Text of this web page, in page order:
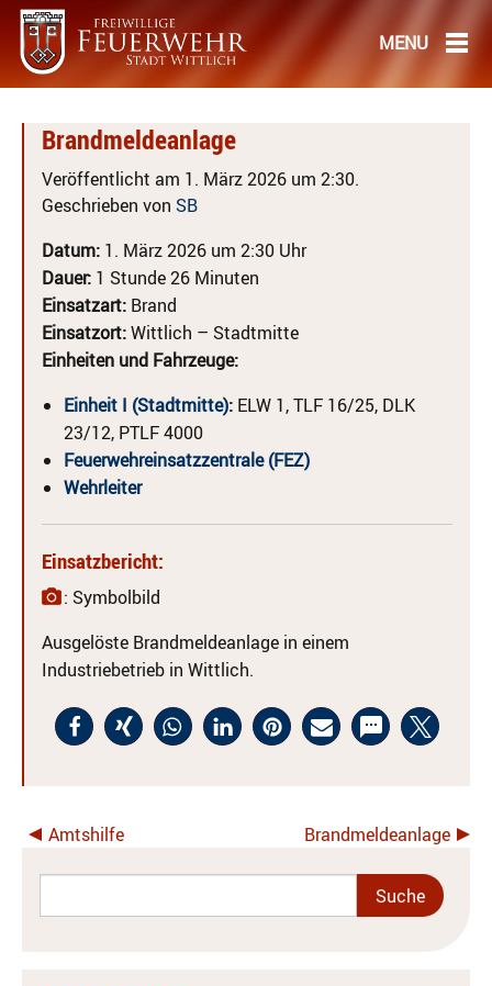
Brandmeldeanlage
Veröffentlicht am 1. März 2026 um 2:30.
Geschrieben von SB
Datum: 1. März 2026 um 2:30 Uhr
Dauer: 1 Stunde 26 Minuten
Einsatzart: Brand
Einsatzort:Wittlich – Stadtmitte
Einheiten und Fahrzeuge:
Einheit I (Stadtmitte): ELW 1, TLF 16/25, DLK
23/12, PTLF 4000
Feuerwehreinsatzzentrale (FEZ)
Wehrleiter
Einsatzbericht:
: Symbolbild
Ausgelöste Brandmeldeanlage in einem
Industriebetrieb in Wittlich.
Amtshilfe Brandmeldeanlage